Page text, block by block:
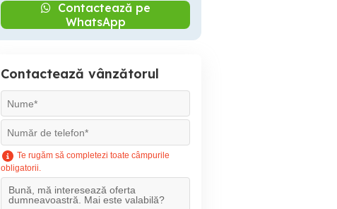
Contactează pe
WhatsApp
Contactează vânzătorul
Te rugăm să completezi toate câmpurile
obligatorii.